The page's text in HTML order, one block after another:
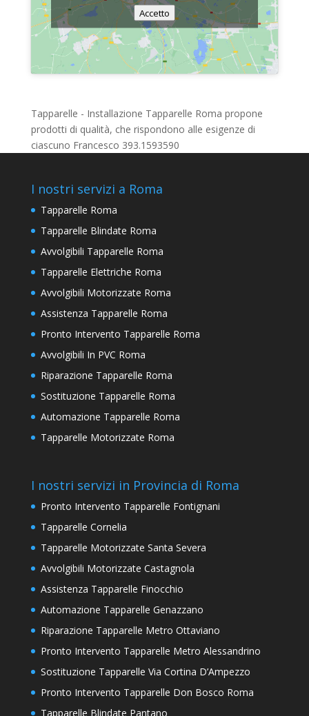
Accetto
Tapparelle - Installazione Tapparelle Roma propone
prodotti di qualità, che rispondono alle esigenze di
ciascuno Francesco 393.1593590
I nostri servizi a Roma
Tapparelle Roma
Tapparelle Blindate Roma
Avvolgibili Tapparelle Roma
Tapparelle Elettriche Roma
Avvolgibili Motorizzate Roma
Assistenza Tapparelle Roma
Pronto Intervento Tapparelle Roma
Avvolgibili In PVC Roma
Riparazione Tapparelle Roma
Sostituzione Tapparelle Roma
Automazione Tapparelle Roma
Tapparelle Motorizzate Roma
I nostri servizi in Provincia di Roma
Pronto Intervento Tapparelle Fontignani
Tapparelle Cornelia
Tapparelle Motorizzate Santa Severa
Avvolgibili Motorizzate Castagnola
Assistenza Tapparelle Finocchio
Automazione Tapparelle Genazzano
Riparazione Tapparelle Metro Ottaviano
Pronto Intervento Tapparelle Metro Alessandrino
Sostituzione Tapparelle Via Cortina D’Ampezzo
Pronto Intervento Tapparelle Don Bosco Roma
Tapparelle Blindate Pantano